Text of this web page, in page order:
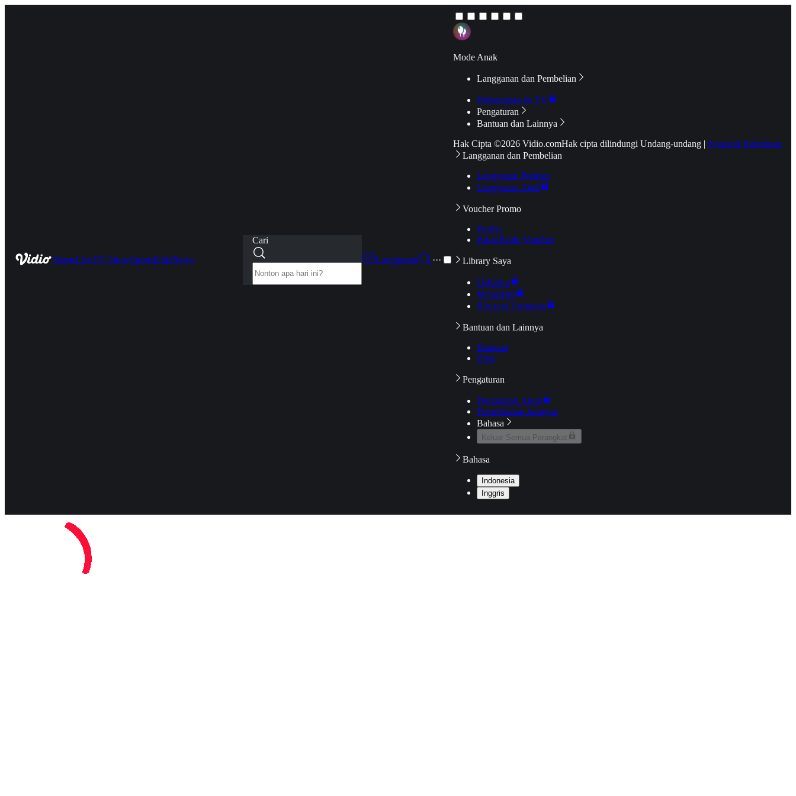
HomeLiveTV ShowSportsKidsNews
Cari
Langganan
···
Mode Anak
Langganan dan Pembelian
Hubungkan ke TV
Pengaturan
Bantuan dan Lainnya
Hak Cipta ©2026 Vidio.comHak cipta dilindungi Undang-undang | Syarat & Ketentuan
Langganan dan Pembelian
Langganan Premier
Langganan Aktif
Voucher Promo
Promo
Pakai Kode Voucher
Library Saya
Daftarku
Mengikuti
Riwayat Tontonan
Bantuan dan Lainnya
Bantuan
Blog
Pengaturan
Pengaturan Akun
Pemeriksaan Jaringan
Bahasa
Keluar Semua Perangkat
Bahasa
Indonesia
Inggris